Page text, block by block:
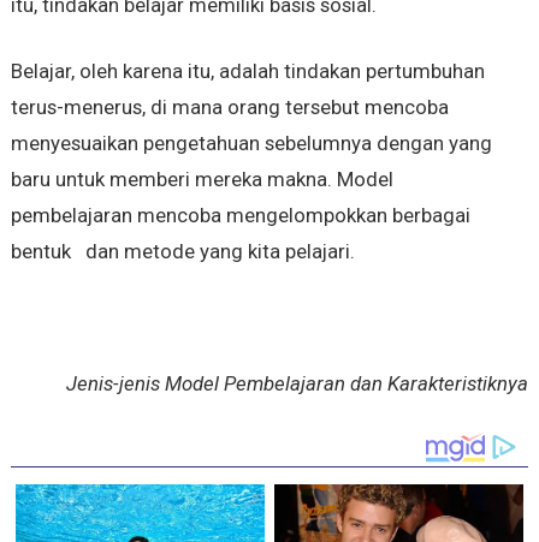
itu, tindakan belajar memiliki basis sosial.
Belajar, oleh karena itu, adalah tindakan pertumbuhan
terus-menerus, di mana orang tersebut mencoba
menyesuaikan pengetahuan sebelumnya dengan yang
baru untuk memberi mereka makna. Model
pembelajaran mencoba mengelompokkan berbagai
bentuk dan metode yang kita pelajari.
Jenis-jenis Model Pembelajaran dan Karakteristiknya